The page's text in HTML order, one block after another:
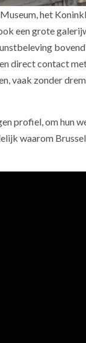
het
een grote
direct contact
vaak zonder
profiel, om hun
waarom